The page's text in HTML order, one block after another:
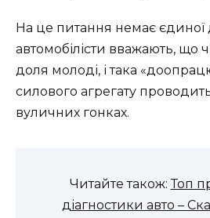
На це питання немає єдиної
автомобілісти вважають, що
доля молоді, і така
силового агрегату
вуличних гонках.
Читайте також:Топ
діагностики авто –